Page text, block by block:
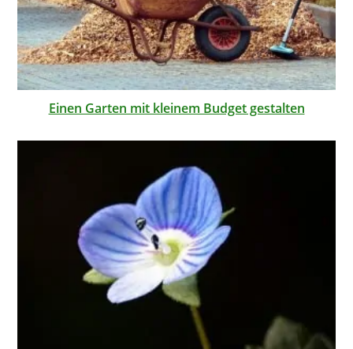
Einen Garten mit kleinem Budget gestalten